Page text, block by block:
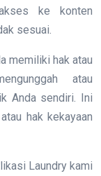
ke konten
sesuai.
memiliki hak atau
atau
Anda sendiri. Ini
hak kekayaan
Laundry kami